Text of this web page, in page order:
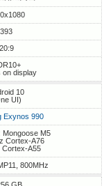
393
20:9
on display
10
UI)
Exynos 990
Mongoose M5
Cortex-A76
Cortex-A55
800MHz